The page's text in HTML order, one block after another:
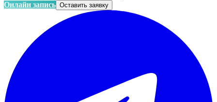
Онлайн запись Оставить заявку